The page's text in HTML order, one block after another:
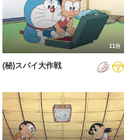
11分
(秘)スパイ大作戦